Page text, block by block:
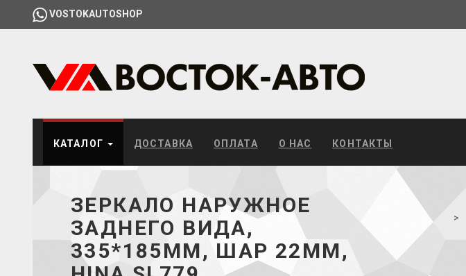
VOSTOKAUTOSHOP
КАТАЛОГ ДОСТАВКА ОПЛАТА О НАС КОНТАКТЫ
ЗЕРКАЛО НАРУЖНОЕ
ЗАДНЕГО ВИДА,
335*185ММ, ШАР 22ММ,